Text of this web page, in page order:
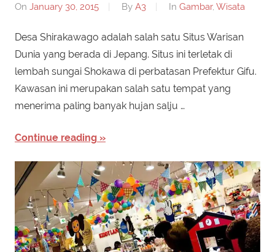
On January 30, 2015 By A3 In Gambar, Wisata
Desa Shirakawago adalah salah satu Situs Warisan
Dunia yang berada di Jepang. Situs ini terletak di
lembah sungai Shokawa di perbatasan Prefektur Gifu.
Kawasan ini merupakan salah satu tempat yang
menerima paling banyak hujan salju …
Continue reading